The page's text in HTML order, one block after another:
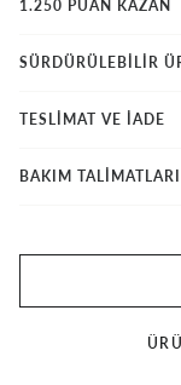
1.250 PUAN KAZAN
SÜRDÜRÜLEBİLİR
TESLİMAT VE İADE
BAKIM TALİMATLARI